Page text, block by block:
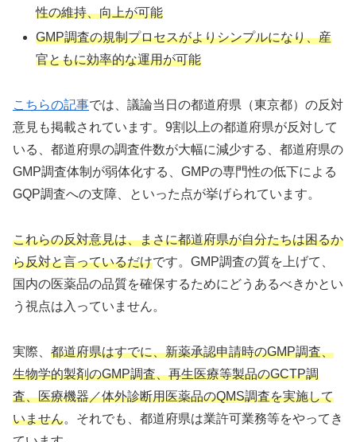
性の維持、向上が可能
GMP調査の規制プロセスがよりシンプルになり、産
官ともに効率的な運用が可能
こちらの記事では、議論当日の都道府県（東京都）の反対
意見も掲載されています。9割以上の都道府県が反対して
いる、都道府県の調査件数が大幅に減少する、都道府県の
GMP調査体制が弱体化する、GMPの専門性の低下による
GQP調査への支障、といった点が挙げられています。
これらの反対意見は、まさに都道府県が自分たちは困るか
ら反対と言っているだけです。GMP調査の質を上げて、
国内の医薬品の品質を確保するためにどうあるべきかとい
う視点は入っていません。
実際、 都道府県はすでに、新薬承認申請時のGMP調査、
生物学的製剤のGMP調査、再生医療等製品のGCTP調
査、医療機器／体外診断用医薬品のQMS調査を実施して
いません。それでも、都道府県は業許可業務等をやってき